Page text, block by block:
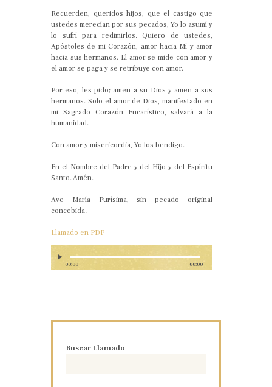
Recuerden, queridos hijos, que el castigo que
ustedes merecían por sus pecados, Yo lo asumí y
lo sufrí para redimirlos. Quiero de ustedes,
Apóstoles de mi Corazón, amor hacia Mí y amor
hacia sus hermanos. El amor se mide con amor y
el amor se paga y se retribuye con amor.
Por eso, les pido; amen a su Dios y amen a sus
hermanos. Solo el amor de Dios, manifestado en
mi Sagrado Corazón Eucarístico, salvará a la
humanidad.
Con amor y misericordia, Yo los bendigo.
En el Nombre del Padre y del Hijo y del Espíritu
Santo. Amén.
Ave María Purísima, sin pecado original
concebida.
Llamado en PDF
00:00 00:00
Buscar Llamado